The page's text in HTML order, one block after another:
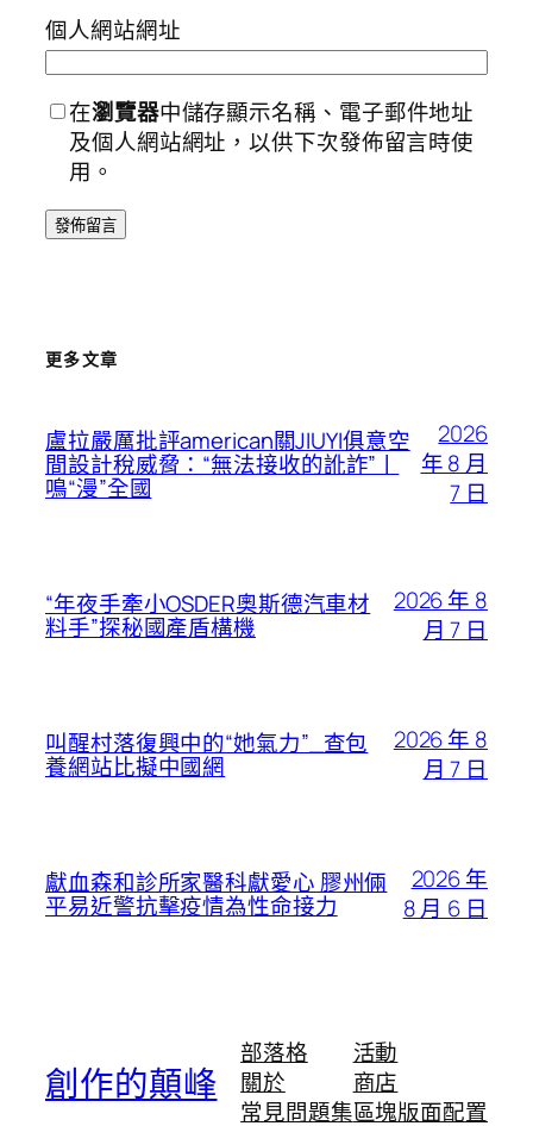
個人網站網址
在瀏覽器中儲存顯示名稱、電子郵件地址
及個人網站網址，以供下次發佈留言時使
用。
更多文章
盧拉嚴厲批評american關JIUYI俱意空
間設計稅威脅：“無法接收的訛詐”丨
鳴“漫”全國
2026
年 8 月
7 日
“年夜手牽小OSDER奧斯德汽車材
料手”探秘國產盾構機
2026 年 8
月 7 日
叫醒村落復興中的“她氣力”_查包
養網站比擬中國網
2026 年 8
月 7 日
獻血森和診所家醫科獻愛心 膠州倆
平易近警抗擊疫情為性命接力
2026 年
8 月 6 日
創作的顛峰
部落格
關於
常見問題集
活動
商店
區塊版面配置